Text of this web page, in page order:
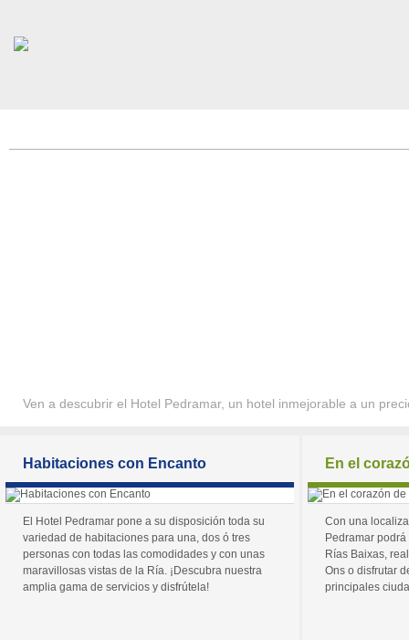
Ven a descubrir el Hotel Pedramar, un hotel inmejorable a un
Habitaciones con Encanto
El Hotel Pedramar pone a su disposición toda su
variedad de habitaciones para una, dos ó tres
personas con todas las comodidades y con unas
maravillosas vistas de la Ría. ¡Descubra nuestra
amplia gama de servicios y disfrútela!
En el
Con una
Pedramar
Rías Baixas,
Ons o disfrutar
principales